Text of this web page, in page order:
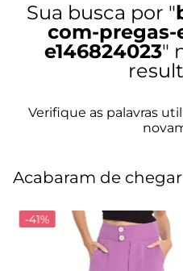
com-pregas-
e146824023
Acabaram de chegar
-41%